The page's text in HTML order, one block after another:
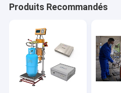
Produits Recommandés